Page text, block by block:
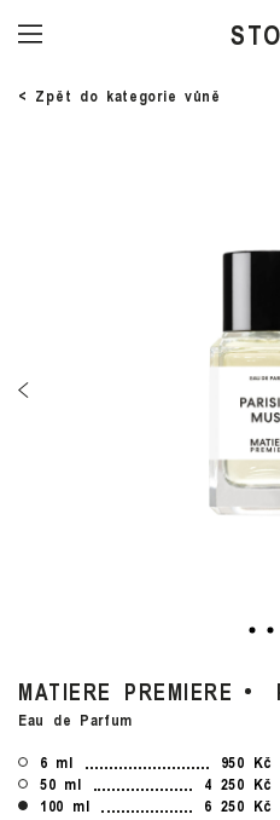
< Zpět do kategorie vůně
MATIERE PREMIERE
Eau de Parfum
6 ml
950 Kč
50 ml
4 250 Kč
100 ml
6 250 Kč